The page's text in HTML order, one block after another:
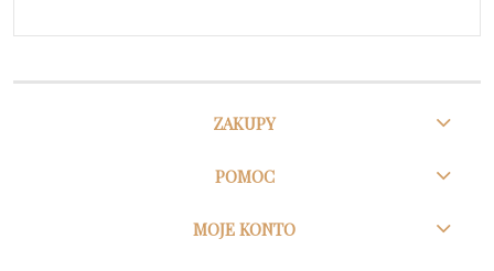
ZAKUPY
POMOC
MOJE KONTO